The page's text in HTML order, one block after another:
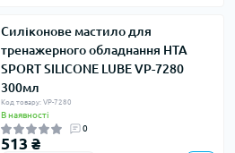
Силіконове мастило для
тренажерного обладнання HTA
SPORT SILICONE LUBE VP-7280
300мл
Код товару: VP-7280
В наявності
0
513 ₴